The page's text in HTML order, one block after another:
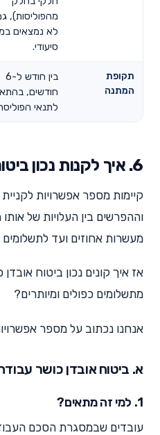
מהפוליסות),
לא נמצאים
סיעודי.
תקופת
המתנה
בין חודש ל-6
חודשים,
לתנאי
6. איך לקנות נכון ביטוח אובדן כושר עבודה
קיימות מספר אפשרויות
וההפרשים בין העלויות של אותו
מעשרות אחוזים ועד לתשלומים
אז איך קונים נכון ביטוח
מתשלומים כפולים ומיותרים?
אנחנו נכתוב על מספר
א. ביטוח אובדן כושר
1. למי זה מתאים?
עובדים שבמסגרת הסכם